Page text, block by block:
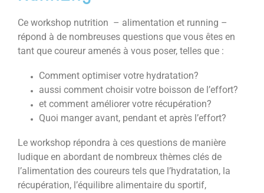
Ce workshop nutrition – alimentation et running –
répond à de nombreuses questions que vous êtes en
tant que coureur amenés à vous poser, telles que :
Comment optimiser votre hydratation?
aussi comment choisir votre boisson de l’effort?
et comment améliorer votre récupération?
Quoi manger avant, pendant et après l’effort?
Le workshop répondra à ces questions de manière
ludique en abordant de nombreux thèmes clés de
l’alimentation des coureurs tels que l’hydratation, la
récupération, l’équilibre alimentaire du sportif,